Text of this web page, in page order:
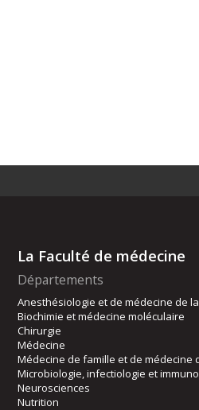
La Faculté de médecine
Départements
Anesthésiologie et de médecine de
Biochimie et médecine moléculaire
Chirurgie
Médecine
Médecine de famille et de médecine
Microbiologie, infectiologie et
Neurosciences
Nutrition